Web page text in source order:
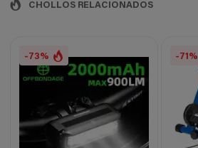
CHOLLOS RELACIONADOS
-73% -71%